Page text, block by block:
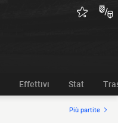
Effettivi Stat
Più partite